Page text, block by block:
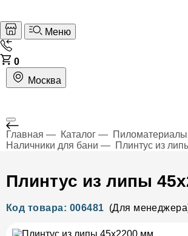
Меню
0
Москва
Главная Каталог
Наличники для бани
Плинтус из
Плинтус из липы
Код товара: 006481 (Для